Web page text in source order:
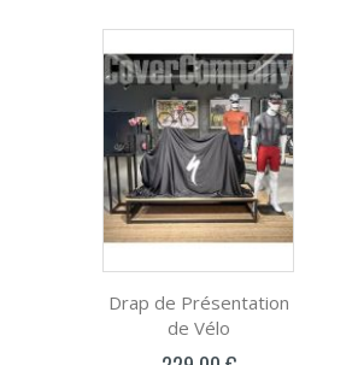
Drap de Présentation
de Vélo